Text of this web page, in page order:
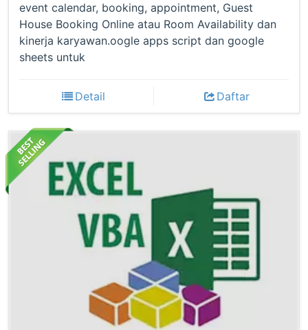
event calendar, booking, appointment, Guest
House Booking Online atau Room Availability dan
kinerja karyawan.oogle apps script dan google
sheets untuk
Detail Daftar